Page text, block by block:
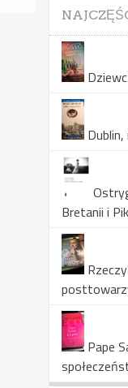
Bretanii i
Pape